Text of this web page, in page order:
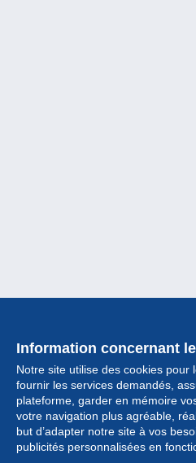
Information concernant
Notre site utilise des cookies pour
fournir les services demandés,
plateforme, garder en mémoire
votre navigation plus agréable,
but d’adapter notre site à vos
publicités personnalisées en
Collection